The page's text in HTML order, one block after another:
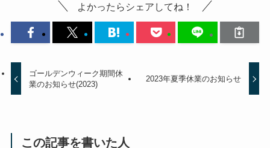
よかったらシェアしてね！
ゴールデンウィーク期間休
業のお知らせ(2023)
2023年夏季休業のお知らせ
この記事を書いた人